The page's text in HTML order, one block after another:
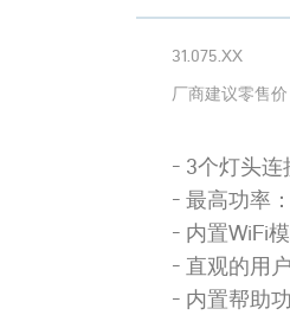
31.075.XX
厂商建议零售
3个灯头连
最高功率
内置WiFi
直观的用
内置帮助